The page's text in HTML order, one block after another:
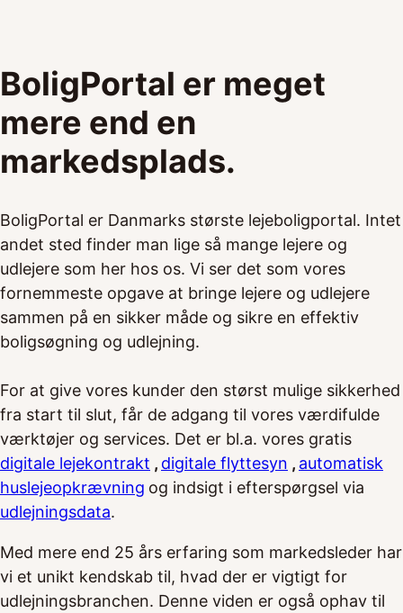
BoligPortal er meget
mere end en
markedsplads.
BoligPortal er Danmarks største lejeboligportal. Intet
andet sted finder man lige så mange lejere og
udlejere som her hos os. Vi ser det som vores
fornemmeste opgave at bringe lejere og udlejere
sammen på en sikker måde og sikre en effektiv
boligsøgning og udlejning.
For at give vores kunder den størst mulige sikkerhed
fra start til slut, får de adgang til vores værdifulde
værktøjer og services. Det er bl.a. vores gratis
digitale lejekontrakt , digitale flyttesyn , automatisk
huslejeopkrævning og indsigt i efterspørgsel via
udlejningsdata.
Med mere end 25 års erfaring som markedsleder har
vi et unikt kendskab til, hvad der er vigtigt for
udlejningsbranchen. Denne viden er også ophav til